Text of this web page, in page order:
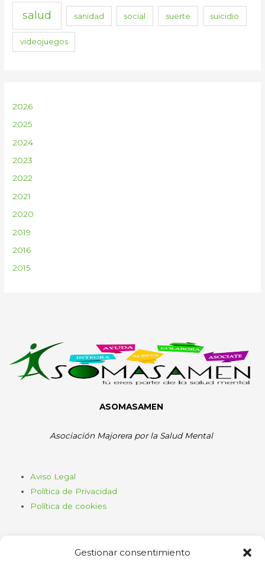
Gestionar consentimiento
salud sanidad social suerte suicidio
videojuegos
2026
2025
2024
2023
2022
2021
2020
2019
2016
2015
ASOMASAMEN
Asociación Majorera por la Salud Mental
Aviso Legal
Política de Privacidad
Política de cookies